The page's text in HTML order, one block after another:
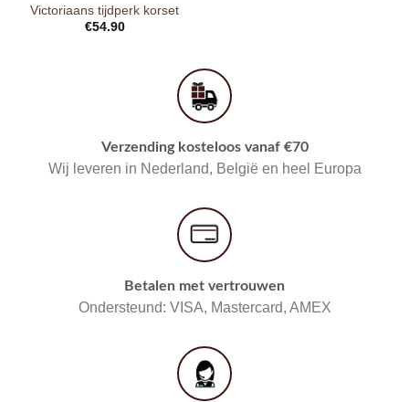
Victoriaans tijdperk korset
€54.90
Verzending kosteloos vanaf €70
Wij leveren in Nederland, België en heel Europa
Betalen met vertrouwen
Ondersteund: VISA, Mastercard, AMEX